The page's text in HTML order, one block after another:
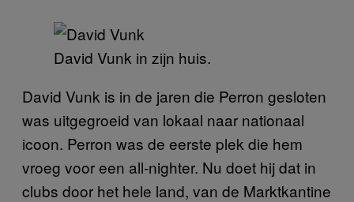
David Vunk in zijn huis.
David Vunk is in de jaren die Perron gesloten
was uitgegroeid van lokaal naar nationaal
icoon. Perron was de eerste plek die hem
vroeg voor een all-nighter. Nu doet hij dat in
clubs door het hele land, van de Marktkantine